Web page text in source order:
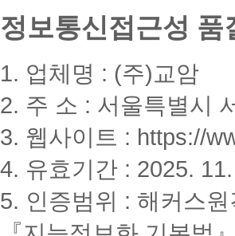
정보통신접근성 품
1. 업체명 : (주)교암
2. 주 소 : 서울특별시
3. 웹사이트 : https://
4. 유효기간 : 2025.
5. 인증범위 : 해커스